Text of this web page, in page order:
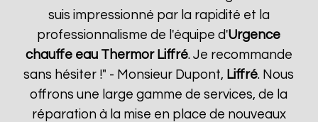
suis impressionné par la rapidité et la
professionnalisme de l'équipe d'Urgence
chauffe eau Thermor Liffré. Je recommande
sans hésiter !" - Monsieur Dupont, Liffré. Nous
offrons une large gamme de services, de la
réparation à la mise en place de nouveaux